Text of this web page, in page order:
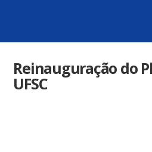
Reinauguração do
UFSC